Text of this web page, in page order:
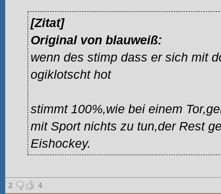
[Zitat]
Original von blauweiß:
wenn des stimp dass er sich mit
ogiklotscht hot
stimmt 100%,wie bei einem
mit Sport nichts zu tun,der Rest
Eishockey.
2 4